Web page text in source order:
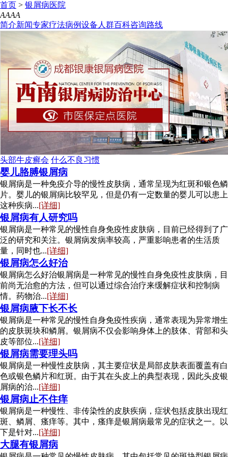
首页 > 银屑病医院
AAAA
简介新闻专家疗法病例设备 人群百科咨询路线
头部牛皮癣会 什么不良习惯
婴儿胳膊银屑病
银屑病是一种免疫介导的慢性皮肤病，通常呈现为红斑和银色鳞
片。婴儿的银屑病比较罕见，但是仍有一定数量的婴儿可以患上
这种疾病...[详细]
银屑病有人研究吗
银屑病是一种常见的慢性自身免疫性皮肤病，目前已经得到了广
泛的研究和关注。银屑病发病率较高，严重影响患者的生活质
量，同时也...[详细]
银屑病怎么好治
银屑病怎么好治银屑病是一种常见的慢性自身免疫性皮肤病，目
前尚无治愈的方法，但可以通过综合治疗来缓解症状和控制病
情。药物治...[详细]
银屑病腋下长不长
银屑病是一种常见的慢性自身免疫性疾病，通常表现为异常增生
的皮肤斑块和鳞屑。银屑病不仅会影响身体上的肢体、背部和头
皮等部位...[详细]
银屑病需要理头吗
银屑病是一种慢性皮肤病，其主要症状是局部皮肤表面覆盖有白
色或银色鳞片和红斑。由于其在头皮上的典型表现，因此头皮银
屑病的治...[详细]
银屑病止不住痒
银屑病是一种慢性、非传染性的皮肤疾病，症状包括皮肤出现红
斑、鳞屑、瘙痒等。其中，瘙痒是银屑病最常见的症状之一。以
下是针对...[详细]
大腿有银屑病